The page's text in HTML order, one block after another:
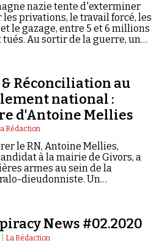
nazie tente d'exterminer
les privations, le travail forcé, les
le gazage, entre 5 et 6 millions
Au sortir de la guerre, un
pas des autres exactions
populations européennes. Au
chargé de juger les crimes
juif n'est appelé à témoigner.
du Troisième Reich et de Vichy
dit pour tenter de faire de la
un non-événement.
par d'étonnants alliés de
rangs de la gauche française.
que le génocide n'aurait en
les juifs auraient tout inventé
adjointe de l'Observatoire du
remontons aux origines de
Réconciliation au
national :
d'Antoine Mellies
Rédaction
le RN, Antoine Mellies,
à la mairie de Givors, a
armes au sein de la
dieudonniste. Un
News #02.2020
La Rédaction